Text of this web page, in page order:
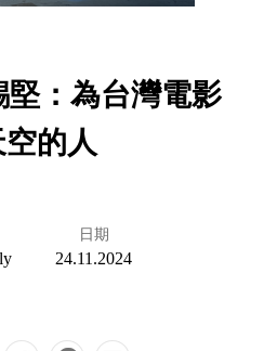
堅：為台灣電影
的人
日期
24.11.2024